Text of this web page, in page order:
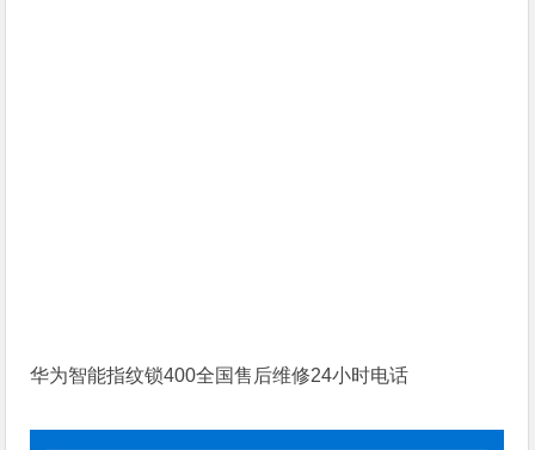
华为智能指纹锁400全国售后维修24小时电话